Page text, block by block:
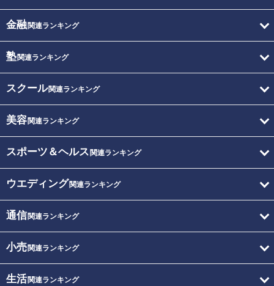
金融関連ランキング
塾関連ランキング
スクール関連ランキング
美容関連ランキング
スポーツ＆ヘルス 関連ランキング
ウエディング関連ランキング
通信関連ランキング
小売関連ランキング
生活関連ランキング